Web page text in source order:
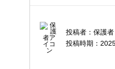
投稿者： 保護者
投稿時期：